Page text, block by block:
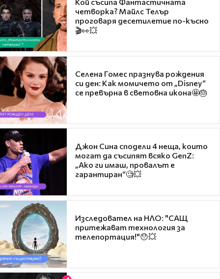
четворка? Майлс Телър
проговаря десетилетие по-късно
🎬👀💥
Селена Гомес празнува рождения
си ден: Как момичето от „Disney“
се превърна в световна икона🤩🎂
Джон Сина сподели 4 неща, които
могат да съсипят всяко GenZ:
„Ако ги имаш, провалът е
гарантиран“🧐💥
Изследовател на НЛО: "САЩ
притежават технология за
телепортация!"😯💥